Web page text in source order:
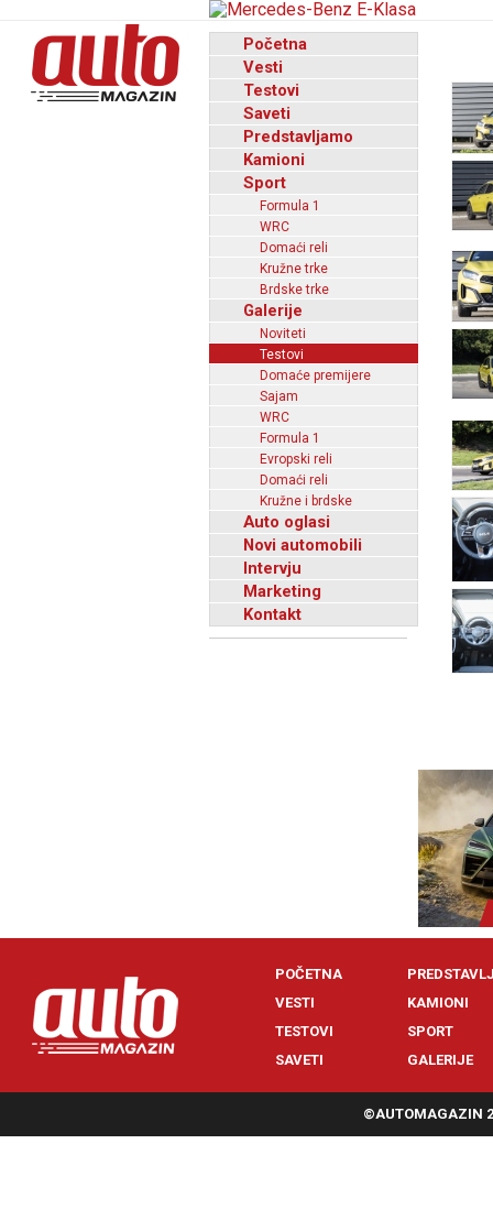
Početna
Vesti
Testovi
Saveti
Predstavljamo
Kamioni
Sport
Formula 1
WRC
Domaći reli
Kružne trke
Brdske trke
Galerije
Noviteti
Testovi
Domaće premijere
Sajam
WRC
Formula 1
Evropski reli
Domaći reli
Kružne i brdske
Auto oglasi
Novi automobili
Intervju
Marketing
Kontakt
POČETNA
VESTI
TESTOVI
SAVETI
KAMIONI
SPORT
GALERIJE
©AUTOMAGAZIN